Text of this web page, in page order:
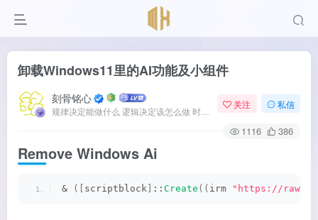
卸载Windows11里的AI功能及小组件
刻骨铭心 关注 私信
1116 386
Remove Windows Ai
& ([ scriptblock :: Create (( irm "https://